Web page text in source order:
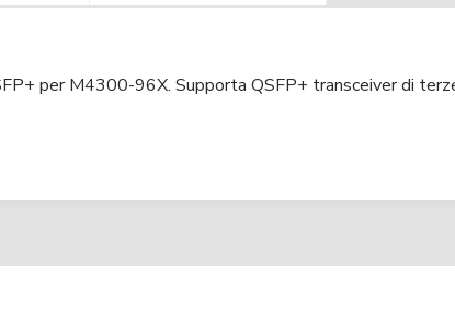
per M4300-96X. Supporta QSFP+ transceiver di